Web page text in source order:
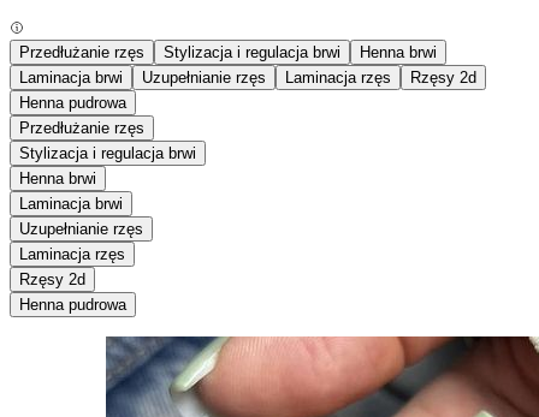
Przedłużanie rzęs Stylizacja i regulacja brwi
Henna brwi
Laminacja brwi
Uzupełnianie rzęs Laminacja rzęs
Rzęsy 2d
Henna pudrowa
Przedłużanie rzęs
Stylizacja i regulacja brwi
Henna brwi
Laminacja brwi
Uzupełnianie rzęs
Laminacja rzęs
Rzęsy 2d
Henna pudrowa